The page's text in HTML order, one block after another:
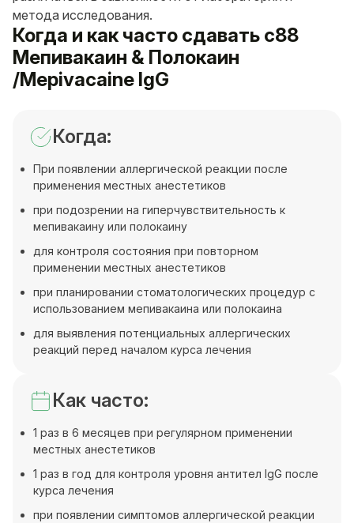
метода исследования.
Когда и как часто сдавать c88
Мепивакаин & Полокаин
/Mepivacaine IgG
Когда:
При появлении аллергической реакции после
применения местных анестетиков
при подозрении на гиперчувствительность к
мепивакаину или полокаину
для контроля состояния при повторном
применении местных анестетиков
при планировании стоматологических процедур с
использованием мепивакаина или полокаина
для выявления потенциальных аллергических
реакций перед началом курса лечения
Как часто:
1 раз в 6 месяцев при регулярном применении
местных анестетиков
1 раз в год для контроля уровня антител IgG после
курса лечения
при появлении симптомов аллергической реакции